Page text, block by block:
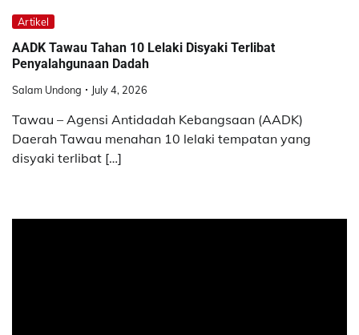
Artikel
AADK Tawau Tahan 10 Lelaki Disyaki Terlibat
Penyalahgunaan Dadah
Salam Undong July 4, 2026
Tawau – Agensi Antidadah Kebangsaan (AADK)
Daerah Tawau menahan 10 lelaki tempatan yang
disyaki terlibat […]